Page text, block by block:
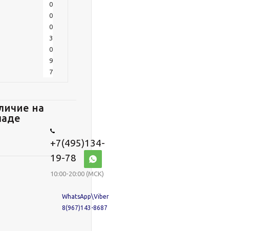
0
0
0
3
0
9
7
на
+7(495)134-
19-78
10:00-20:00 (МСК)
WhatsApp\Viber
8(967)143-8687